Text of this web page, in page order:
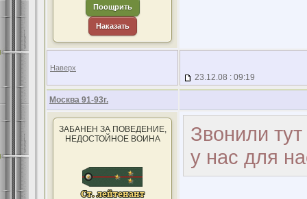
Поощрить
Наказать
Наверх
23.12.08 : 09:19
Москва 91-93г.
ЗАБАНЕН ЗА ПОВЕДЕНИЕ,
НЕДОСТОЙНОЕ ВОИНА
Звонили
у нас для